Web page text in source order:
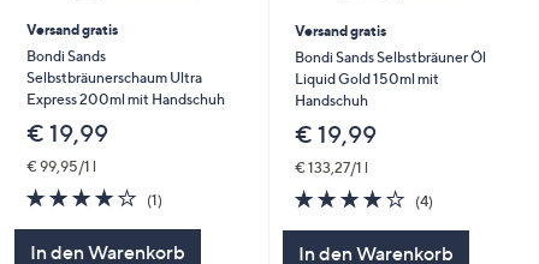
Versand gratis
Bondi Sands
Selbstbräunerschaum Ultra
Express 200ml mit Handschuh
€ 19,99
€ 99,95/1 l
4.0
von
(1)1
In den Warenkorb
Versand gratis
Bondi Sands Selbstbräuner Öl
Liquid Gold 150ml mit
Handschuh
€ 19,99
€ 133,27/1 l
3.8
von
(4)4
In den Warenkorb